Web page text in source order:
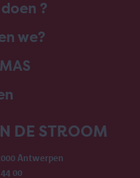
?
we?
DE STROOM
Antwerpen
00